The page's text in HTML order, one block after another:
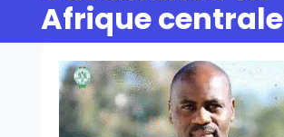
Afrique centrale